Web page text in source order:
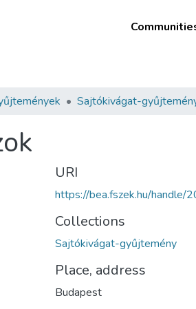
Sajtókivágat-
URI
https://bea.fszek.hu/
Collections
Sajtókivágat-gyűjtemény
Place, address
Budapest